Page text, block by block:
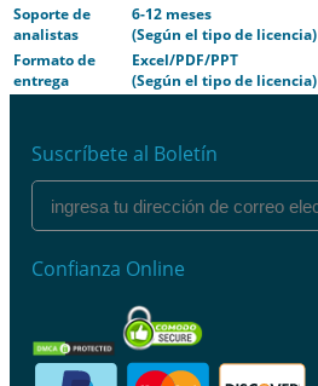
Soporte de
analistas
6-12 meses
(Según el tipo de licencia)
Formato de
entrega
Excel/PDF/PPT
(Según el tipo de licencia)
Suscríbete al Boletín
Confianza Online